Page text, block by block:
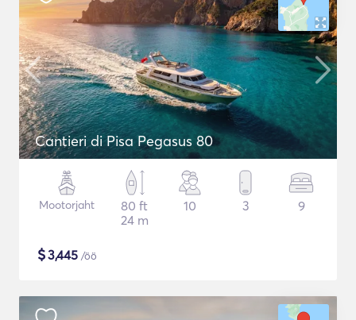
Cantieri di Pisa Pegasus 80
Mootorjaht
80 ft
24 m
10 3 9
$3,445 /öö